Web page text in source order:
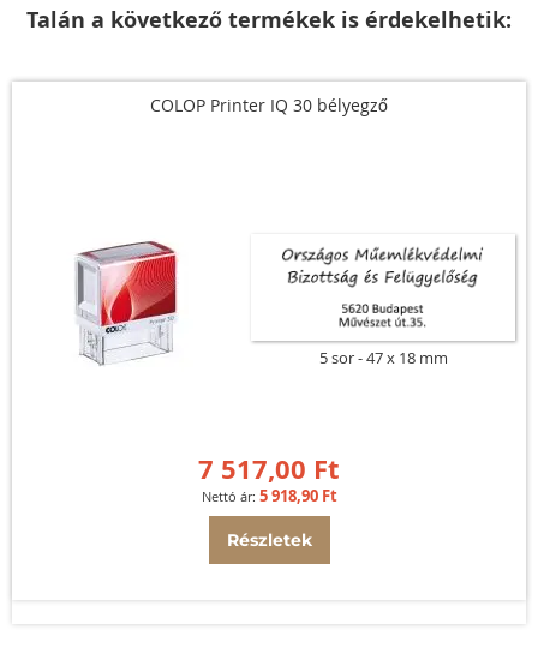
Talán a következő termékek is érdekelhetik:
COLOP Printer IQ 30 bélyegző
5 sor 47 x 18 mm
7 517,00 Ft
5 918,90 Ft
Részletek